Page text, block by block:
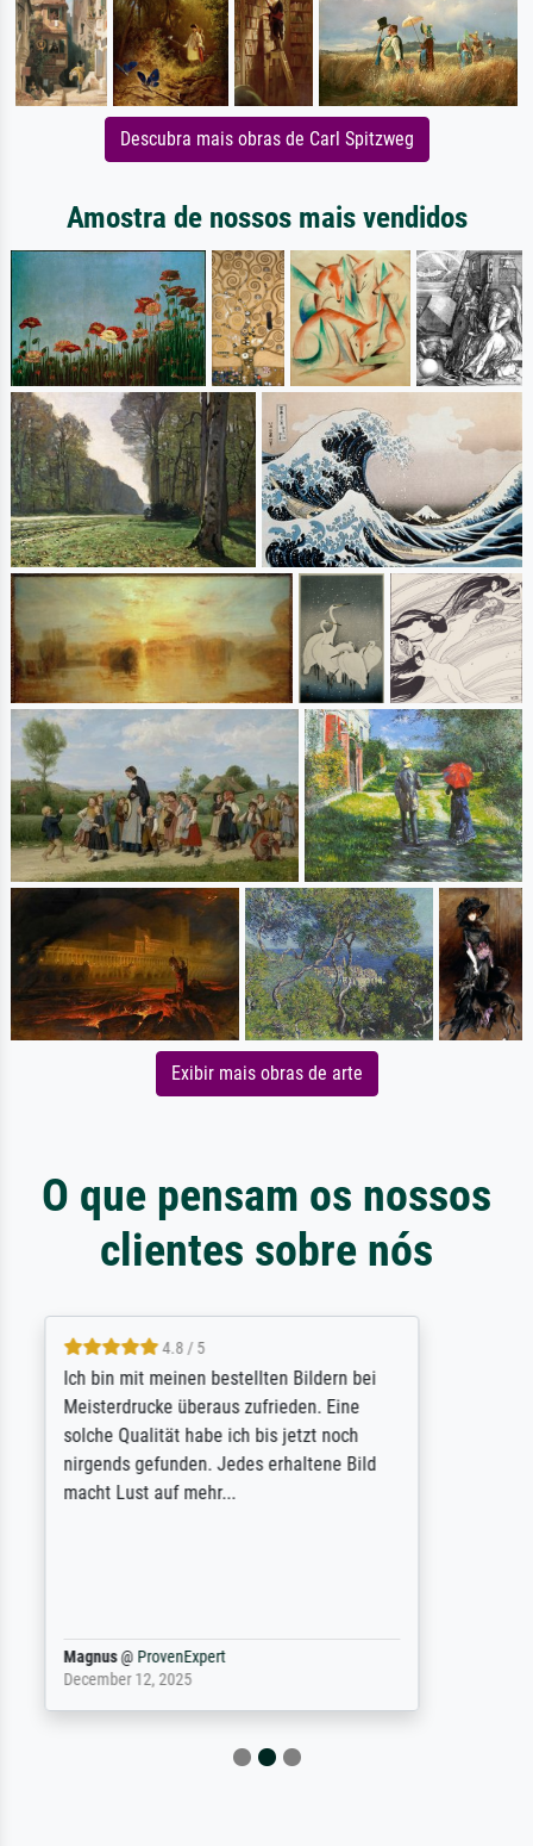
Descubra mais obras de Carl Spitzweg
Amostra de nossos mais vendidos
Exibir mais obras de arte
O que pensam os nossos
clientes sobre nós
5 / 5
Rundum positive Erfahrung. Die Ausführung
des Auftrags hat eine Weile gedauert, die
angekündigte Lieferzeit wurde aber
letztlich sogar etwas unterschritten. Die
Qualität des Papiers und des Drucks
Dr.@ ProvenExpert
February 3, 2026